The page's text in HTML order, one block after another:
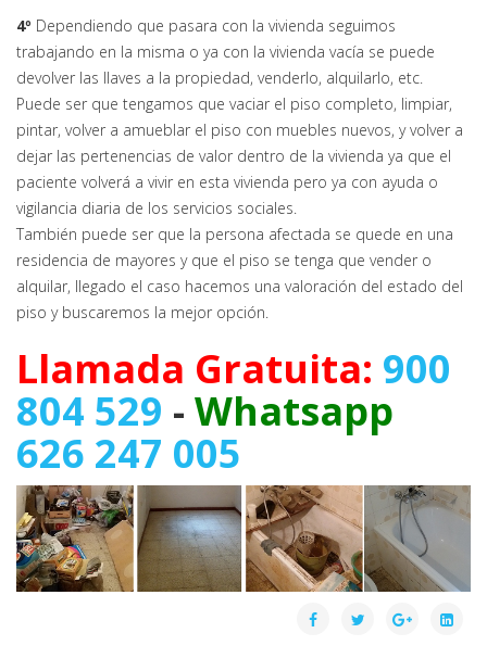
4º Dependiendo que pasara con la vivienda seguimos
trabajando en la misma o ya con la vivienda vacía se puede
devolver las llaves a la propiedad, venderlo, alquilarlo, etc.
Puede ser que tengamos que vaciar el piso completo, limpiar,
pintar, volver a amueblar el piso con muebles nuevos, y volver a
dejar las pertenencias de valor dentro de la vivienda ya que el
paciente volverá a vivir en esta vivienda pero ya con ayuda o
vigilancia diaria de los servicios sociales.
También puede ser que la persona afectada se quede en una
residencia de mayores y que el piso se tenga que vender o
alquilar, llegado el caso hacemos una valoración del estado del
piso y buscaremos la mejor opción.
Llamada Gratuita: 900
804 529 - Whatsapp
626 247 005